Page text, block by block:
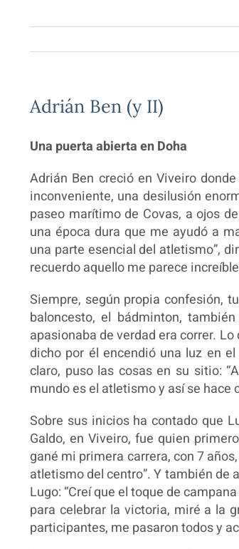
Adrián Ben (y II)
Una puerta abierta en Doha
Adrián Ben creció en Viveiro
inconveniente, una desilusión
paseo marítimo de Covas, a ojos
una época dura que me ayudó a
una parte esencial del atletismo”,
recuerdo aquello me parece
Siempre, según propia confesión,
baloncesto, el bádminton,
apasionaba de verdad era correr.
dicho por él encendió una luz en
claro, puso las cosas en su sitio:
mundo es el atletismo y así se hace
Sobre sus inicios ha contado que
Galdo, en Viveiro, fue quien
gané mi primera carrera, con 7
atletismo del centro”. Y también de
Lugo: “Creí que el toque de
para celebrar la victoria, miré a la
participantes, me pasaron todos y